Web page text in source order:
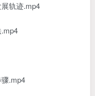
轨迹.mp4
.mp4